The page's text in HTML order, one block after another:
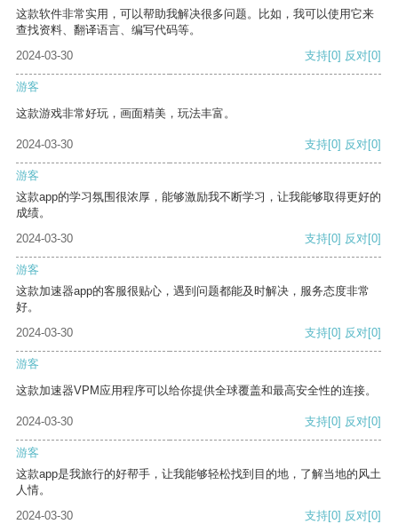
这款软件非常实用，可以帮助我解决很多问题。比如，我可以使用它来
查找资料、翻译语言、编写代码等。
2024-03-30
支持[0] 反对[0]
游客
这款游戏非常好玩，画面精美，玩法丰富。
2024-03-30 支持[0] 反对[0]
游客
这款app的学习氛围很浓厚，能够激励我不断学习，让我能够取得更好的
成绩。
2024-03-30
支持[0] 反对[0]
游客
这款加速器app的客服很贴心，遇到问题都能及时解决，服务态度非常
好。
2024-03-30
支持[0] 反对[0]
游客
这款加速器VPM应用程序可以给你提供全球覆盖和最高安全性的连接。
2024-03-30 支持[0] 反对[0]
游客
这款app是我旅行的好帮手，让我能够轻松找到目的地，了解当地的风土
人情。
2024-03-30
支持[0] 反对[0]